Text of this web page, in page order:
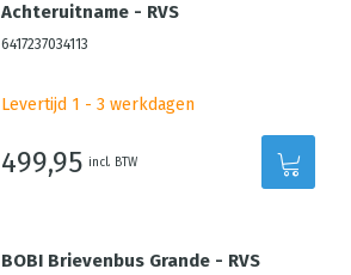
Achteruitname - RVS
6417237034113
Levertijd 1 - 3 werkdagen
499,95 incl. BTW
BOBI Brievenbus Grande - RVS